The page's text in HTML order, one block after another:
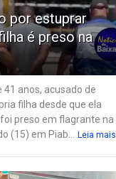
por estuprar
é preso na
anos, acusado de
filha desde que ela
preso em flagrante na
(15) em Piab... Leia mais